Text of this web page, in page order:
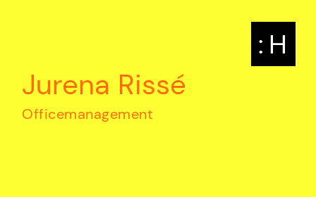
: H
Jurena Rissé
Officemanagement